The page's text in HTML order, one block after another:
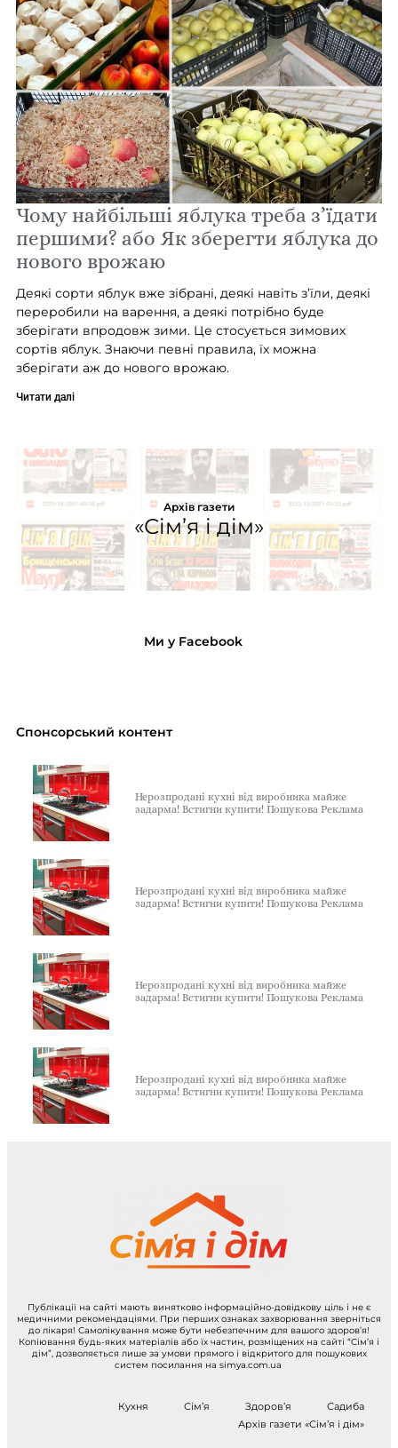
Чому найбільші яблука треба з’їдати
першими? або Як зберегти яблука до
нового врожаю
Деякі сорти яблук вже зібрані, деякі навіть з’їли, деякі
переробили на варення, а деякі потрібно буде
зберігати впродовж зими. Це стосується зимових
сортів яблук. Знаючи певні правила, їх можна
зберігати аж до нового врожаю.
Читати далі
Архів газети
«Сім’я і дім»
Ми у Facebook
Спонсорський контент
Нерозпродані кухні від виробника майже
задарма! Встигни купити! Пошукова Реклама
Нерозпродані кухні від виробника майже
задарма! Встигни купити! Пошукова Реклама
Нерозпродані кухні від виробника майже
задарма! Встигни купити! Пошукова Реклама
Нерозпродані кухні від виробника майже
задарма! Встигни купити! Пошукова Реклама
Публікації на сайті мають винятково інформаційно-довідкову ціль і не є
медичними рекомендаціями. При перших ознаках захворювання зверніться
до лікаря! Самолікування може бути небезпечним для вашого здоров’я!
Копіювання будь-яких матеріалів або їх частин, розміщених на сайті “Сім’я і
дім”, дозволяється лише за умови прямого і відкритого для пошукових
систем посилання на simya.com.ua
Кухня Сім’я Здоров’я
Садиба
Архів газети «Сім’я і дім»